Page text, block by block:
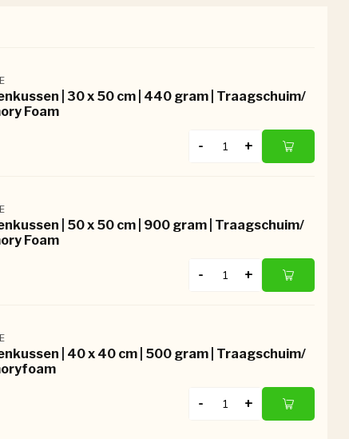
| 30 x 50 cm | 440 gram | Traagschuim/
Foam
- +
| 50 x 50 cm | 900 gram | Traagschuim/
Foam
- +
| 40 x 40 cm | 500 gram | Traagschuim/
- +